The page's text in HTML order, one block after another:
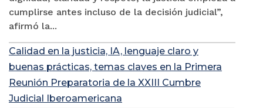
cumplirse antes incluso de la decisión judicial”,
afirmó la...
Calidad en la justicia, IA, lenguaje claro y
buenas prácticas, temas claves en la Primera
Reunión Preparatoria de la XXIII Cumbre
Judicial Iberoamericana